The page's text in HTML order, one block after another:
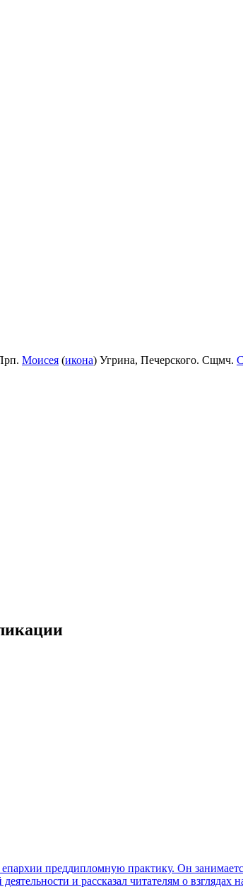
Моисея (икона) Угрина, Печерского. Сщмч.
преддипломную практику. Он
и рассказал читателям о взглядах